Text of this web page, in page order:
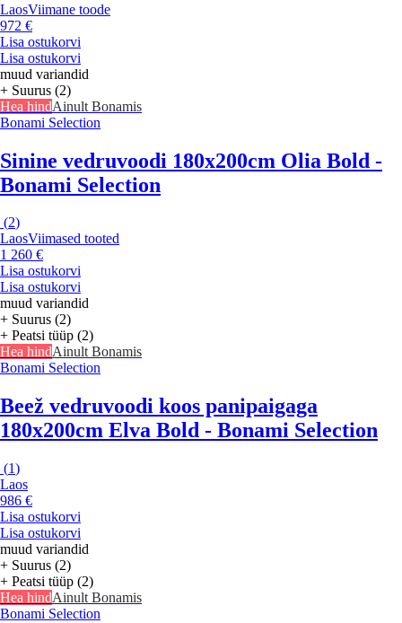
LaosViimane toode
972 €
Lisa ostukorvi
Lisa ostukorvi
muud variandid
+ Suurus (2)
Hea hindAinult Bonamis
Bonami Selection
Sinine vedruvoodi 180x200cm Olia Bold -
Bonami Selection
(2)
LaosViimased tooted
1 260 €
Lisa ostukorvi
Lisa ostukorvi
muud variandid
+ Suurus (2)
+ Peatsi tüüp (2)
Hea hindAinult Bonamis
Bonami Selection
Beež vedruvoodi koos panipaigaga
180x200cm Elva Bold - Bonami Selection
(1)
Laos
986 €
Lisa ostukorvi
Lisa ostukorvi
muud variandid
+ Suurus (2)
+ Peatsi tüüp (2)
Hea hindAinult Bonamis
Bonami Selection